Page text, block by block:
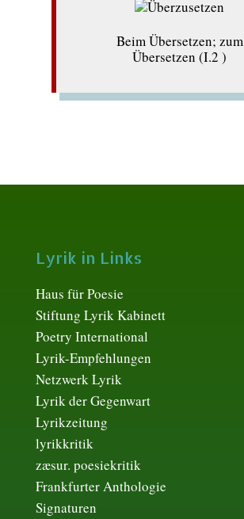
Beim Übersetzen; zum
Übersetzen (I.2 )
Lyrik in Links
Haus für Poesie
Stiftung Lyrik Kabinett
Poetry International
Lyrik-Empfehlungen
Netzwerk Lyrik
Lyrik der Gegenwart
Lyrikzeitung
lyrikkritik
zæsur. poesiekritik
Frankfurter Anthologie
Signaturen